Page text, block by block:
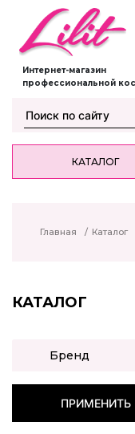
Интернет-магазин
профессиональной
КАТАЛОГ
Главная / Каталог
КАТАЛОГ
Бренд
ПРИМЕНИТЬ